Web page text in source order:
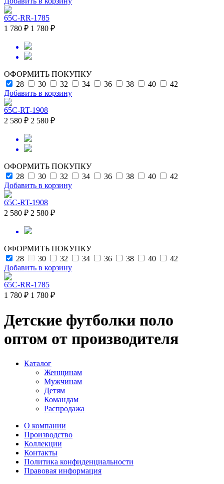
65C-RR-1785
1 780 ₽ 1 780 ₽
ОФОРМИТЬ ПОКУПКУ
28
30 32 34 36 38 40
42
Добавить в корзину
65C-RT-1908
2 580 ₽ 2 580 ₽
ОФОРМИТЬ ПОКУПКУ
28
30 32 34 36 38 40
42
Добавить в корзину
65C-RT-1908
2 580 ₽ 2 580 ₽
ОФОРМИТЬ ПОКУПКУ
28
30 32 34 36 38 40
42
Добавить в корзину
65C-RR-1785
1 780 ₽ 1 780 ₽
Детские футболки поло
оптом от производителя
Каталог
Женщинам
Мужчинам
Детям
Командам
Распродажа
О компании
Производство
Коллекции
Контакты
Политика конфиденциальности
Правовая информация